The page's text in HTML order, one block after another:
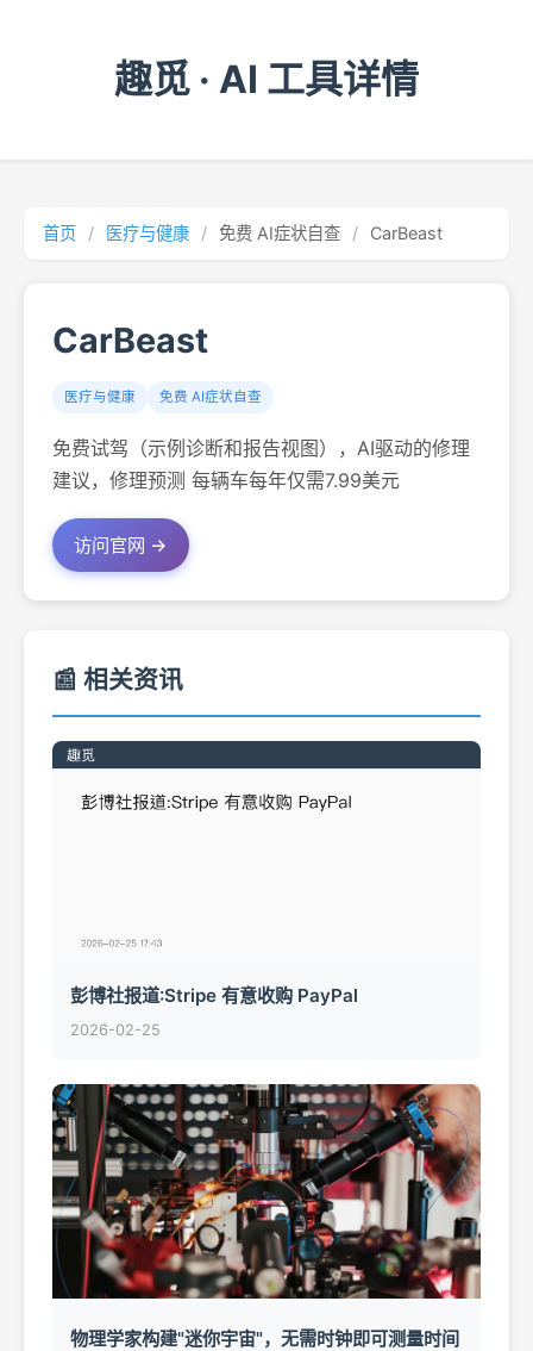
趣觅 · AI 工具详情
首页 / 医疗与健康 / 免费 AI症状自查 / CarBeast
CarBeast
医疗与健康 免费 AI症状自查
免费试驾（示例诊断和报告视图），AI驱动的修理
建议，修理预测 每辆车每年仅需7.99美元
访问官网 →
📰 相关资讯
彭博社报道:Stripe 有意收购 PayPal
2026-02-25
物理学家构建"迷你宇宙"，无需时钟即可测量时间